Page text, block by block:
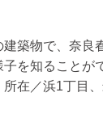
築物で、奈良
を知ることが
所在／浜1丁目